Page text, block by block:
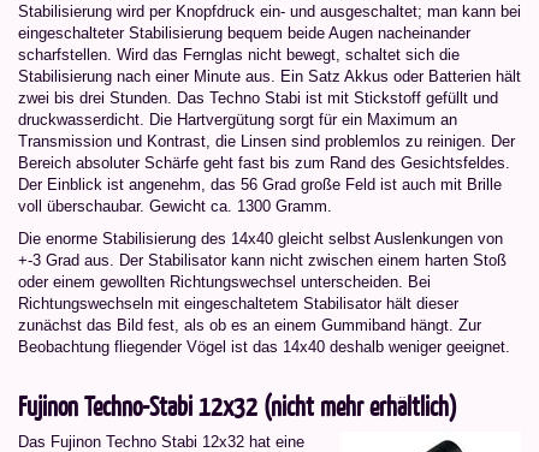
Stabilisierung wird per Knopfdruck ein- und ausgeschaltet; man kann bei
eingeschalteter Stabilisierung bequem beide Augen nacheinander
scharfstellen. Wird das Fernglas nicht bewegt, schaltet sich die
Stabilisierung nach einer Minute aus. Ein Satz Akkus oder Batterien hält
zwei bis drei Stunden. Das Techno Stabi ist mit Stickstoff gefüllt und
druckwasserdicht. Die Hartvergütung sorgt für ein Maximum an
Transmission und Kontrast, die Linsen sind problemlos zu reinigen. Der
Bereich absoluter Schärfe geht fast bis zum Rand des Gesichtsfeldes.
Der Einblick ist angenehm, das 56 Grad große Feld ist auch mit Brille
voll überschaubar. Gewicht ca. 1300 Gramm.
Die enorme Stabilisierung des 14x40 gleicht selbst Auslenkungen von
+-3 Grad aus. Der Stabilisator kann nicht zwischen einem harten Stoß
oder einem gewollten Richtungswechsel unterscheiden. Bei
Richtungswechseln mit eingeschaltetem Stabilisator hält dieser
zunächst das Bild fest, als ob es an einem Gummiband hängt. Zur
Beobachtung fliegender Vögel ist das 14x40 deshalb weniger geeignet.
Fujinon Techno-Stabi 12x32 (nicht mehr erhältlich)
Das Fujinon Techno Stabi 12x32 hat eine